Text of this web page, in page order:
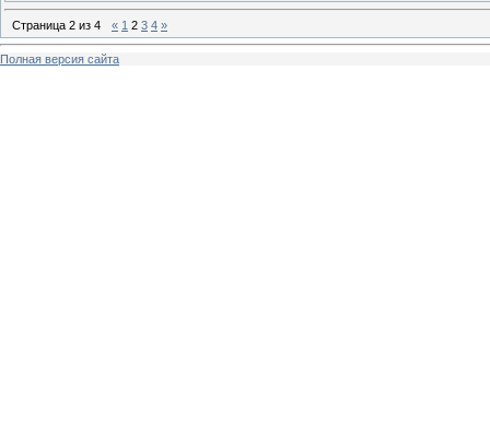
Страница 2 из 4 « 1 2 3 4 »
Полная версия сайта